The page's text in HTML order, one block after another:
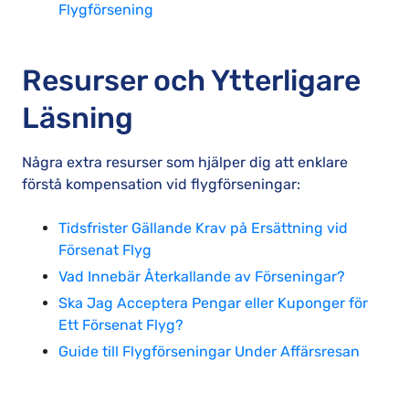
Flygförsening
Resurser och Ytterligare
Läsning
Några extra resurser som hjälper dig att enklare
förstå kompensation vid flygförseningar:
Tidsfrister Gällande Krav på Ersättning vid
Försenat Flyg
Vad Innebär Återkallande av Förseningar?
Ska Jag Acceptera Pengar eller Kuponger för
Ett Försenat Flyg?
Guide till Flygförseningar Under Affärsresan